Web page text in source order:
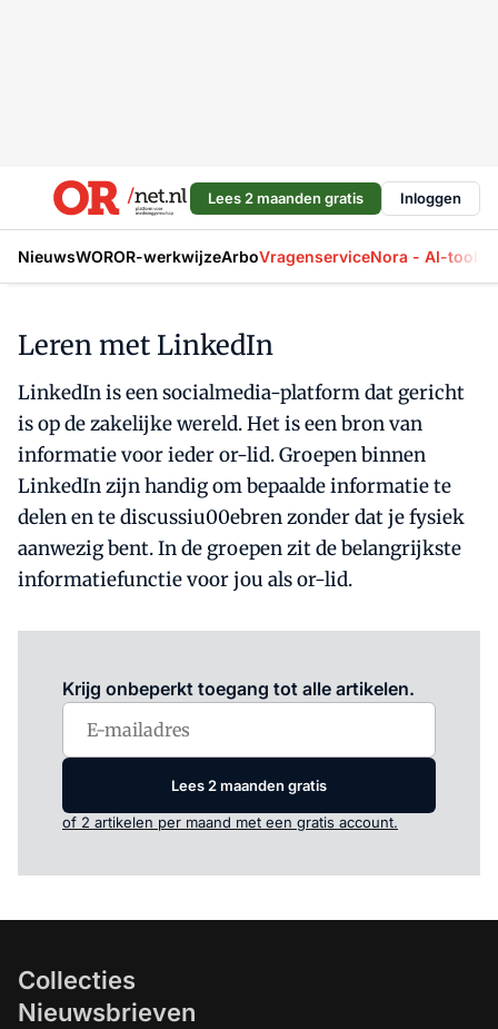
Lees 2 maanden gratis Inloggen
NieuwsWOROR-werkwijzeArboVragenserviceNora - AI-tool
Leren met LinkedIn
LinkedIn is een socialmedia-platform dat gericht
is op de zakelijke wereld. Het is een bron van
informatie voor ieder or-lid. Groepen binnen
LinkedIn zijn handig om bepaalde informatie te
delen en te discussiu00ebren zonder dat je fysiek
aanwezig bent. In de groepen zit de belangrijkste
informatiefunctie voor jou als or-lid.
Krijg onbeperkt toegang tot alle artikelen.
Lees 2 maanden gratis
of 2 artikelen per maand met een gratis account.
Collecties
Nieuwsbrieven